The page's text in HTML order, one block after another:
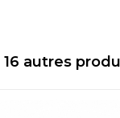
16 autres